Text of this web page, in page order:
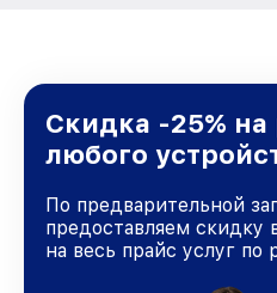
Скидка -25% на
любого
По предварительной
предоставляем скидку
на весь прайс услуг по